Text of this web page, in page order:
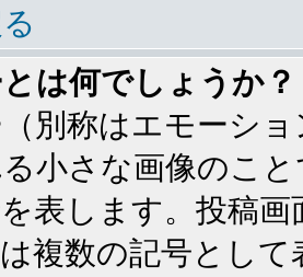
は何でしょうか？
別称はエモーシ
小さな画像のこ
表します。投稿
複数の記号とし